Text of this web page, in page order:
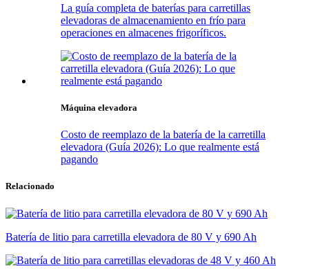
La guía completa de baterías para carretillas
elevadoras de almacenamiento en frío para
operaciones en almacenes frigoríficos.
Máquina elevadora
Costo de reemplazo de la batería de la carretilla
elevadora (Guía 2026): Lo que realmente está
pagando
Relacionado
Batería de litio para carretilla elevadora de 80 V y 690 Ah